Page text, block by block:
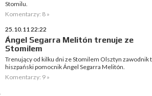
Stomilu.
Komentarzy: 8 »
25.10.11 22:22
Ángel Segarra Melitón trenuje ze
Stomilem
Trenujący od kilku dni ze Stomilem Olsztyn zawodnik
hiszpański pomocnik Ángel Segarra Melitón.
Komentarzy: 9 »